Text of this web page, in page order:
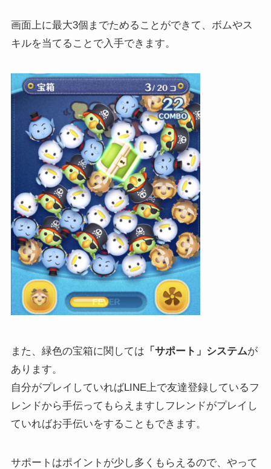
画面上に最大3個までためることができて、ボムやス
キルを当てることで入手できます。
また、緑色の宝箱に関しては 「サポート」システムが
あります。
自分がプレイしていればLINE上で友達登録しているフ
レンドから手伝ってもらえますしフレンドがプレイし
ていればお手伝いをすることもできます。
サポートはポイントが少し多くもらえるので、やって